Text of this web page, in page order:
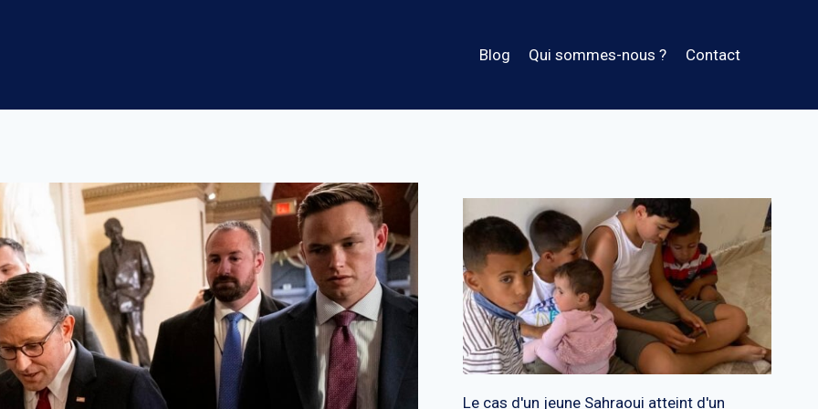
Blog Qui sommes-nous ? Contact
Le cas d'un jeune Sahraoui atteint d'un